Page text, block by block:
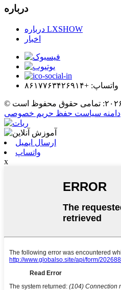
درباره
درباره LXSHOW
اخبار
واتساپ: +۸۶۱۷۷۶۳۴۲۶۹۱۴
دامنه سیاست حفظ حریم خصوصی
ارسال ایمیل
واتساپ
x